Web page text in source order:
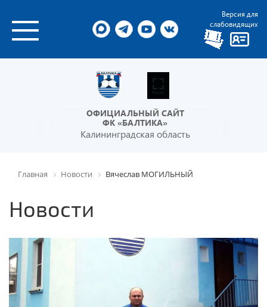
Версия для
слабовидящих
ОФИЦИАЛЬНЫЙ САЙТ
ФК «БАЛТИКА»
Калининградская область
Главная Новости Вячеслав МОГИЛЬНЫЙ
Новости